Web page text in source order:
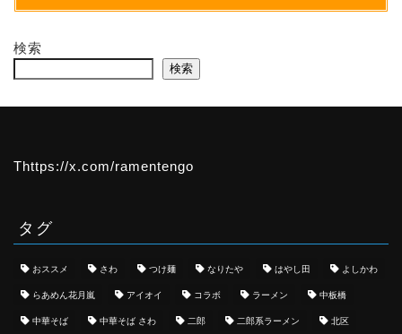
検索
検索
Thttps://x.com/ramentengo
タグ
おススメ さわ つけ麺 なりたや はやし田 よしかわ
らあめん花月嵐 アイオイ コラボ ラーメン 中板橋
中華そば 中華そば さわ 二郎 二郎系ラーメン 北区